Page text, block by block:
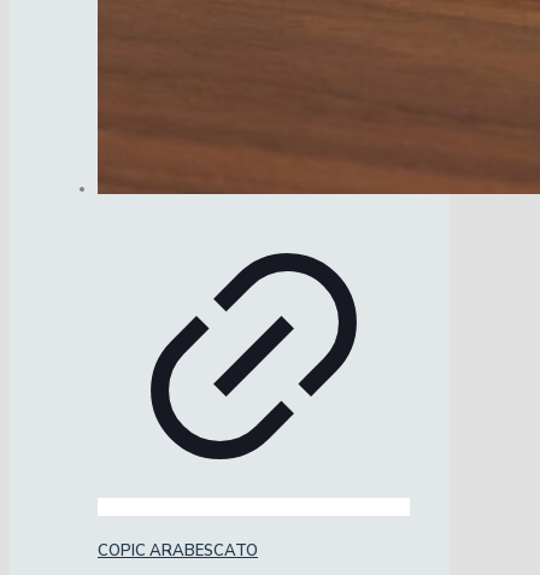
COPIC ARABESCATO